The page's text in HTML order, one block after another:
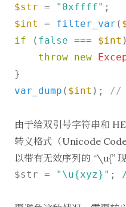
$str = "0xffff"
$int
= filter_var (
if ( false === $int
throw new
var_dump ( $int ); //
由于给双引号字符串和
转义格式（Unicode
以带有无效序列的 “\u{”
$str = "\u{xyz}" ;